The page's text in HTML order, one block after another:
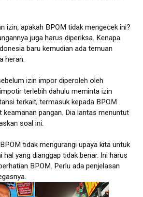
izin, apakah BPOM tidak mengecek ini?
juga harus diperiksa. Kenapa
baru kemudian ada temuan
heran.
izin impor diperoleh oleh
terlebih dahulu meminta izin
terkait, termasuk kepada BPOM
keamanan pangan. Dia lantas menuntut
soal ini.
tidak mengurangi upaya kita untuk
hal yang dianggap tidak benar. Ini harus
BPOM. Perlu ada penjelasan